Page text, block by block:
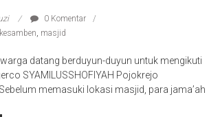
0 Komentar
kesamben, masjid
datang berduyun-duyun untuk mengikuti
SYAMILUSSHOFIYAH Pojokrejo
memasuki lokasi masjid, para jama’ah